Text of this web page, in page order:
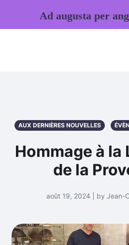
AUX DERNIÈRES NOUVELLES
Hommage à la
de la
août 19, 2024 | by Jean-
Ad augusta per